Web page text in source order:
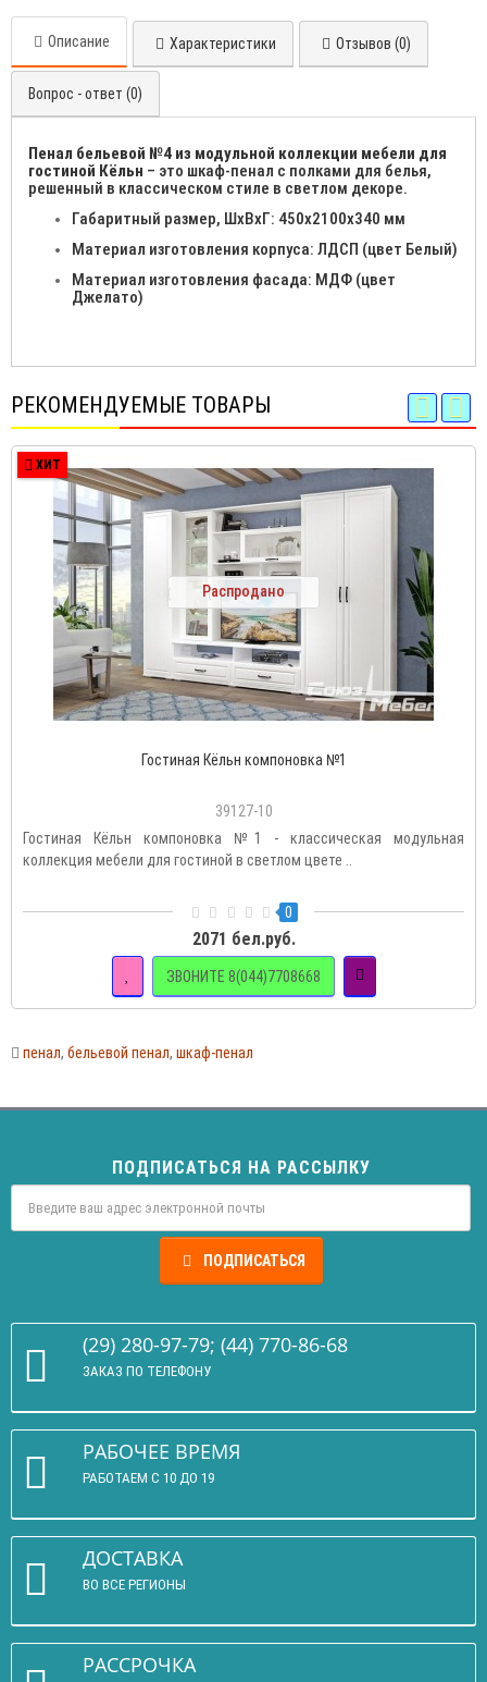
Описание Характеристики Отзывов (0)
Вопрос - ответ (0)
Пенал бельевой №4 из модульной коллекции мебели для
гостиной Кёльн – это шкаф-пенал с полками для белья,
решенный в классическом стиле в светлом декоре.
Габаритный размер, ШхВхГ: 450х2100х340 мм
Материал изготовления корпуса: ЛДСП (цвет Белый)
Материал изготовления фасада: МДФ (цвет
Джелато)
РЕКОМЕНДУЕМЫЕ ТОВАРЫ
ХИТ
Распродано
Гостиная Кёльн компоновка №1
39127-10
Гостиная Кёльн компоновка №1 - классическая модульная
коллекция мебели для гостиной в светлом цвете ..
0
2071 бел.руб.
ЗВОНИТЕ 8(044)7708668
пенал, бельевой пенал, шкаф-пенал
ПОДПИСАТЬСЯ НА РАССЫЛКУ
ПОДПИСАТЬСЯ
(29) 280-97-79; (44) 770-86-68
ЗАКАЗ ПО ТЕЛЕФОНУ
РАБОЧЕЕ ВРЕМЯ
РАБОТАЕМ С 10 ДО 19
ДОСТАВКА
ВО ВСЕ РЕГИОНЫ
РАССРОЧКА